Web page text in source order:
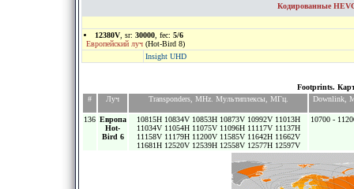
Кодированные
12380V , sr: 30000 , fec: 5/6
Европейский луч (Hot-Bird 8)
Insight UHD
Footprints.
#
Луч Transponders, MHz. Мультиплексы, МГц. Downlink,
136 Европа
Hot-
Bird 6
10815H 10834V 10853H 10873V 10992V 11013H
11034V 11054H 11075V 11096H 11117V 11137H
11158V 11179H 11200V 11585V 11642H 11662V
11681H 12520V 12539H 12558V 12577H 12597V
10700 -